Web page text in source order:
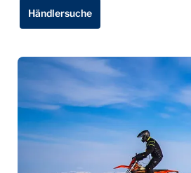
Händlersuche